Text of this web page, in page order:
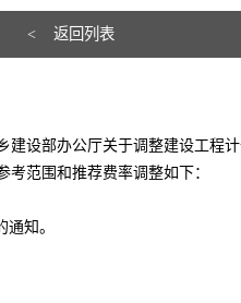
< 返回列表
部办公厅关于调整建设工程
范围和推荐费率调整如下：
的通知。